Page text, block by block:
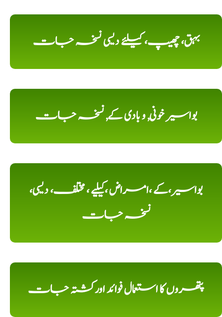
بہق، چھیپ، کیلئے دیسی نسخہ جات
بواسیر خونی, و بادی کے, نسخہ جات
بواسیر،کے ،امراض ،کیلیے ، مختلف، دیسی،
نسخہ جات
پتھروں کا استعمال فوائد اورکشتہ جات